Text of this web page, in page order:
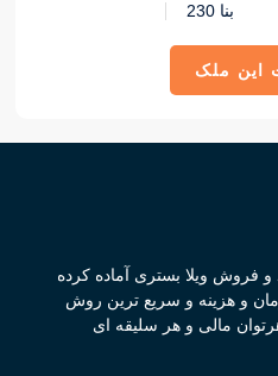
بنا 230
این ملک
و فروش ویلا بستری آماده کرده
و هزینه و سریع ترین روش
مالی و هر سلیقه ای